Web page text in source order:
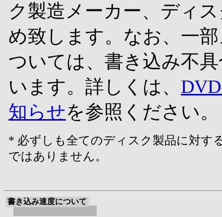
ク製造メーカー、ディ
め致します。なお、一
ついては、書き込み不
います。詳しくは、
知らせを参照ください。
* 必ずしも全てのディスク製品に対す
ではありません。
書き込み速度について